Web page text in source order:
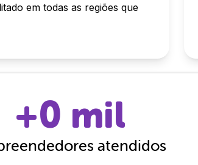
em todas as regiões que
+0 mil
atendidos